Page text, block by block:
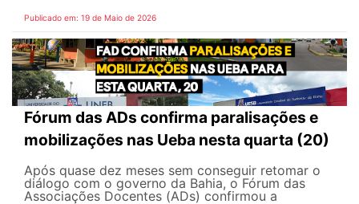
Publicado em: 19 de Maio de 2026
Fórum das ADs confirma paralisações e
mobilizações nas Ueba nesta quarta (20)
Após quase dez meses sem conseguir retomar o
diálogo com o governo da Bahia, o Fórum das
Associações Docentes (ADs) confirmou a